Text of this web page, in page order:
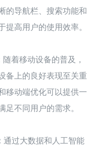
的导航栏、搜索功能和
提高用户的使用效率。
随着移动设备的普及，
备上的良好表现至关重
移动端优化可以提供一
足不同用户的需求。
通过大数据和人工智能